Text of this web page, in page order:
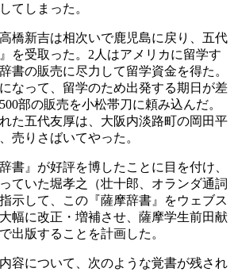
てしまった。
橋新吉は相次いで鹿児島に戻り、五代
を受取った。2人はアメリカに留学す
書の販売に尽力して留学資金を得た。
なって、留学のため出発する期日が差
部の販売を小松帯刀に頼み込んだ。
た五代友厚は、大阪内淡路町の岡田平
売りさばいてやった。
書』が好評を博したことに目を付け、
ていた堀孝之（壮十郎、オランダ通詞
示して、この『薩摩辞書』をウェブス
幅に改正・増補させ、薩摩学生前田献
出版することを計画した。
容について、次のような覚書が残され